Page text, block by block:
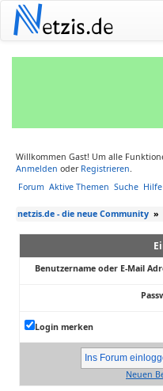
Netzis.de
Willkommen Gast! Um alle
Anmelden oder Registrieren.
Forum Aktive Themen Suche Hilfe
netzis.de - die neue Community »
Benutzername oder E-Mail
Login merken
Neuen